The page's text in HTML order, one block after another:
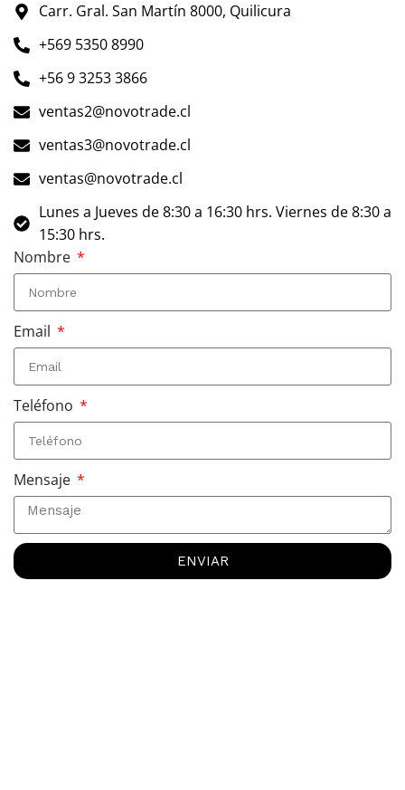
Carr. Gral. San Martín 8000, Quilicura
+569 5350 8990
+56 9 3253 3866
ventas2@novotrade.cl
ventas3@novotrade.cl
ventas@novotrade.cl
Lunes a Jueves de 8:30 a 16:30 hrs. Viernes de 8:30 a
15:30 hrs.
Nombre
Email
Teléfono
Mensaje
ENVIAR